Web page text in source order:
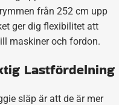
från 252 cm upp
ger dig flexibilitet att
maskiner och fordon.
Lastfördelning
släp är att de är mer